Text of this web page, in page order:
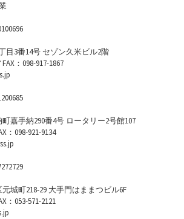
目3番14号 セゾン久米ビル2階
：098-917-1867
嘉手納290番4号 ロータリー2号館107
：098-921-9134
城町218-29 大手門はままつビル6F
：053-571-2121